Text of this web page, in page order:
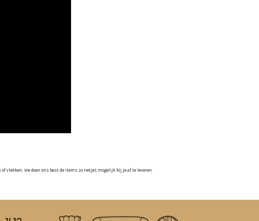
We doen ons best de items zo netjes mogelijk bij je af te leveren.